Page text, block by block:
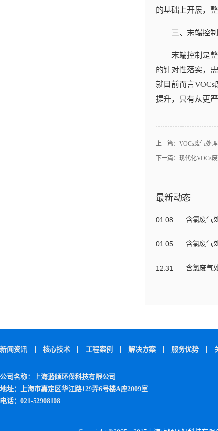
的基础上开展，
三、末端控
末端控制是
的针对性落实，
就目前而言VOCs
提升，只有从更
上一篇： VOCs废气处
下一篇： 现代化VOCs
最新动态
01 08 含氯废气
01 05 含氯废气
12 31 含氯废气
新闻资讯 核心技术 工程案例 解决方案 服务优势
公司名称：上海蓝倾环保科技有限公司
地址：上海市嘉定区华江路129弄6号楼A座2009室
电话：021-52908108